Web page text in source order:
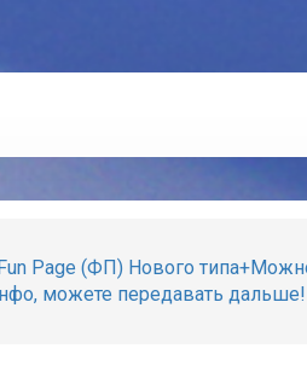
Page (ФП) Нового
можете передавать